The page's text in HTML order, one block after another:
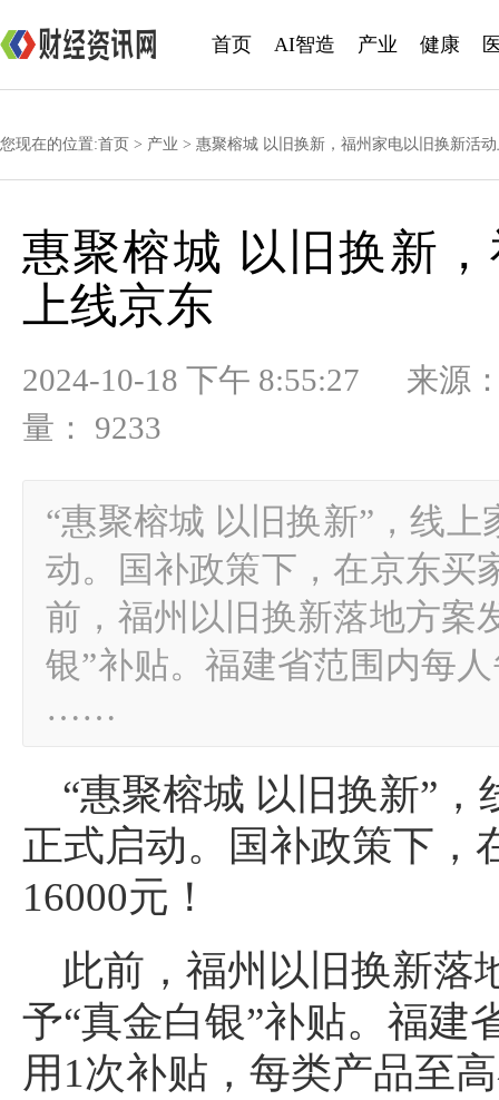
首页 AI智造 产业 健康
您现在的位置:首页 > 产业 > 惠聚榕城 以旧换新，福州家电以旧换新活
惠聚榕城 以旧换新
上线京东
2024-10-18 下午 8:55:27 来
量： 9233
“惠聚榕城 以旧换新”，线
动。国补政策下，在京东买
前，福州以旧换新落地方案
银”补贴。福建省范围内每
……
“惠聚榕城 以旧换新”
正式启动。国补政策下，
16000元！
此前，福州以旧换新落
予“真金白银”补贴。福建
用1次补贴，每类产品至